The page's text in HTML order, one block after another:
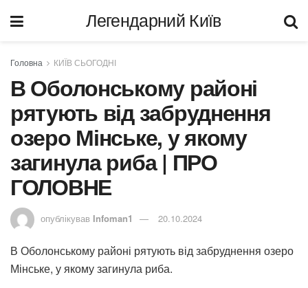
Легендарний Київ
Головна КИЇВ СЬОГОДНІ
В Оболонському районі
рятують від забруднення
озеро Мінське, у якому
загинула риба | ПРО
ГОЛОВНЕ
опублікував Infoman1 20.10.2024
В Оболонському районі рятують від забруднення озеро
Мінське, у якому загинула риба.